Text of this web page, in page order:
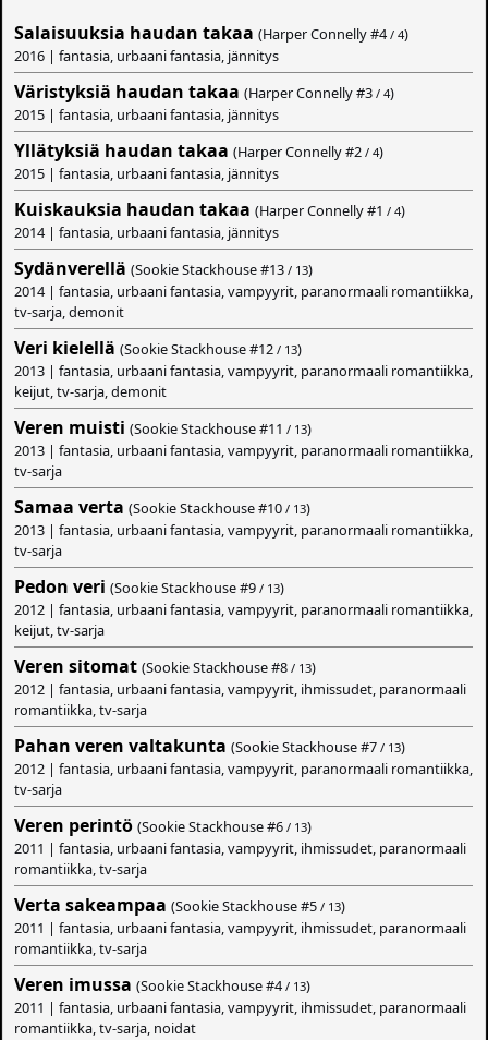
Salaisuuksia haudan takaa (Harper Connelly #4 / 4)
2016 | fantasia, urbaani fantasia, jännitys
Väristyksiä haudan takaa (Harper Connelly #3 / 4)
2015 | fantasia, urbaani fantasia, jännitys
Yllätyksiä haudan takaa (Harper Connelly #2 / 4)
2015 | fantasia, urbaani fantasia, jännitys
Kuiskauksia haudan takaa (Harper Connelly #1 / 4)
2014 | fantasia, urbaani fantasia, jännitys
Sydänverellä (Sookie Stackhouse #13 / 13)
2014 | fantasia, urbaani fantasia, vampyyrit, paranormaali romantiikka,
tv-sarja, demonit
Veri kielellä (Sookie Stackhouse #12 / 13)
2013 | fantasia, urbaani fantasia, vampyyrit, paranormaali romantiikka,
keijut, tv-sarja, demonit
Veren muisti (Sookie Stackhouse #11 / 13)
2013 | fantasia, urbaani fantasia, vampyyrit, paranormaali romantiikka,
tv-sarja
Samaa verta (Sookie Stackhouse #10 / 13)
2013 | fantasia, urbaani fantasia, vampyyrit, paranormaali romantiikka,
tv-sarja
Pedon veri (Sookie Stackhouse #9 / 13)
2012 | fantasia, urbaani fantasia, vampyyrit, paranormaali romantiikka,
keijut, tv-sarja
Veren sitomat (Sookie Stackhouse #8 / 13)
2012 | fantasia, urbaani fantasia, vampyyrit, ihmissudet, paranormaali
romantiikka, tv-sarja
Pahan veren valtakunta (Sookie Stackhouse #7 / 13)
2012 | fantasia, urbaani fantasia, vampyyrit, paranormaali romantiikka,
tv-sarja
Veren perintö (Sookie Stackhouse #6 / 13)
2011 | fantasia, urbaani fantasia, vampyyrit, ihmissudet, paranormaali
romantiikka, tv-sarja
Verta sakeampaa (Sookie Stackhouse #5 / 13)
2011 | fantasia, urbaani fantasia, vampyyrit, ihmissudet, paranormaali
romantiikka, tv-sarja
Veren imussa (Sookie Stackhouse #4 / 13)
2011 | fantasia, urbaani fantasia, vampyyrit, ihmissudet, paranormaali
romantiikka, tv-sarja, noidat